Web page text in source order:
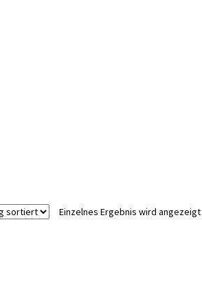
Einzelnes Ergebnis wird angezeigt